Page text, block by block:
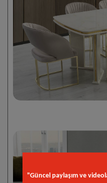
"Güncel paylaşım ve